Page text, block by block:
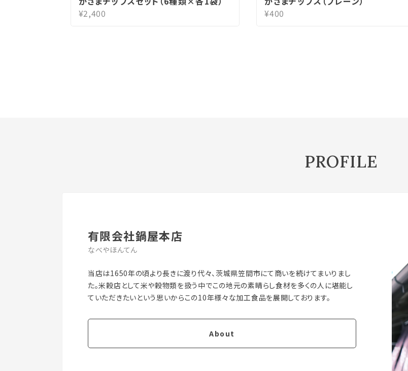
¥2,400
¥400
PROFILE
有限会社鍋屋本店
なべやほんてん
当店は1650年の頃より長きに渡り代々、茨城県笠間市にて商いを続けてまいりまし
た。米穀店として米や穀物類を扱う中でこの地元の素晴らし食材を多くの人に堪能し
About